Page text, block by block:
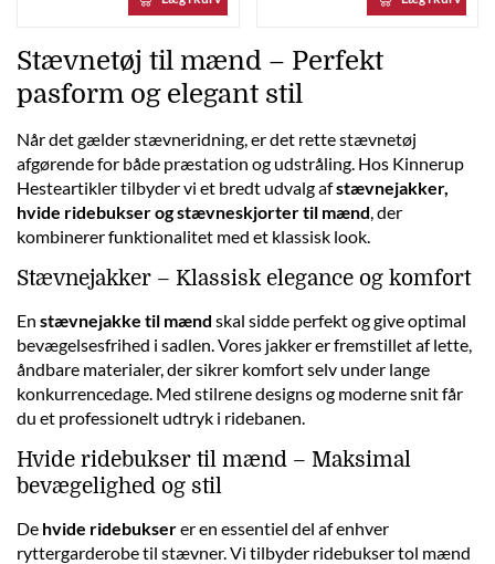
Stævnetøj til mænd – Perfekt
pasform og elegant stil
Når det gælder stævneridning, er det rette stævnetøj
afgørende for både præstation og udstråling. Hos Kinnerup
Hesteartikler tilbyder vi et bredt udvalg afstævnejakker,
hvide ridebukser og stævneskjorter til mænd , der
kombinerer funktionalitet med et klassisk look.
Stævnejakker – Klassisk elegance og komfort
En stævnejakke til mænd skal sidde perfekt og give optimal
bevægelsesfrihed i sadlen. Vores jakker er fremstillet af lette,
åndbare materialer, der sikrer komfort selv under lange
konkurrencedage. Med stilrene designs og moderne snit får
du et professionelt udtryk i ridebanen.
Hvide ridebukser til mænd – Maksimal
bevægelighed og stil
De hvide ridebukserer en essentiel del af enhver
ryttergarderobe til stævner. Vi tilbyder ridebukser tol mænd